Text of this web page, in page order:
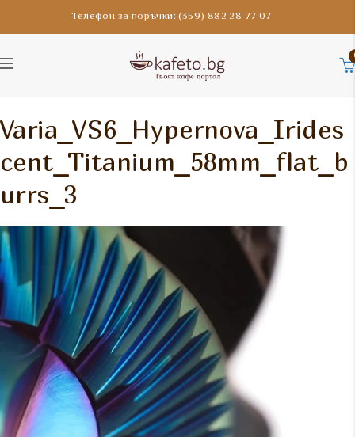
Телефон за поръчки: (359) 882 28 77 07
Varia_VS6_Hypernova_Irides
cent_Titanium_58mm_flat_b
urrs_3